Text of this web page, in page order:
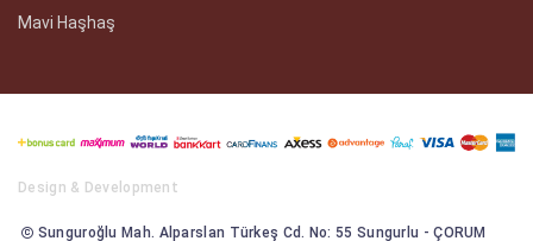
Mavi Haşhaş
Design & Development
Sunguroğlu Mah. Alparslan Türkeş Cd. No: 55 Sungurlu - ÇORUM